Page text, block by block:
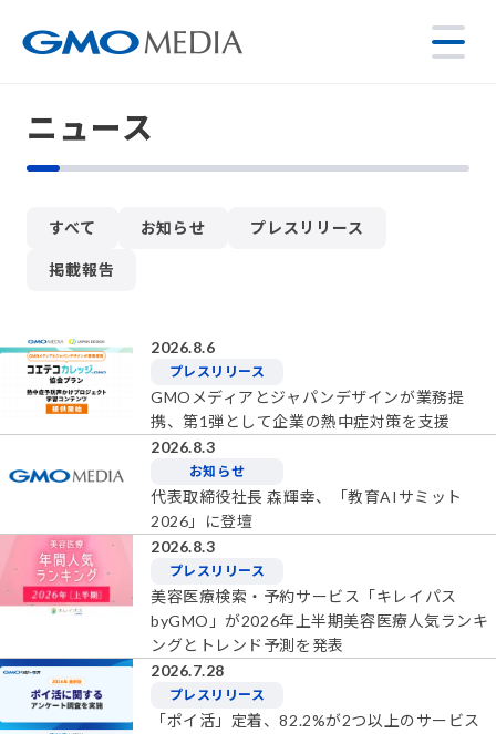
ニュース
すべて お知らせ プレスリリース
掲載報告
2026.8.6
プレスリリース
GMOメディアとジャパンデザインが業務提
携、第1弾として企業の熱中症対策を支援
2026.8.3
お知らせ
代表取締役社長 森輝幸、「教育AIサミット
2026」に登壇
2026.8.3
プレスリリース
美容医療検索・予約サービス「キレイパス
byGMO」が2026年上半期美容医療人気ランキ
ングとトレンド予測を発表
2026.7.28
プレスリリース
「ポイ活」定着、82.2%が2つ以上のサービス